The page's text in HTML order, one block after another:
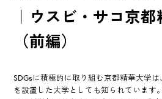
｜ウスビ・サコ京
（前編）
SDGsに積極的に取り組む京都精華大学
を設置した大学としても知られています